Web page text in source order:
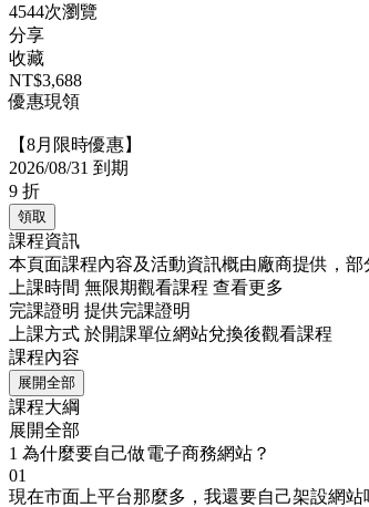
4544次瀏覽
分享
收藏
NT$3,688
優惠現領
【8月限時優惠】
2026/08/31 到期
9 折
領取
課程資訊
本頁面課程內容及活動資訊概由廠商提供，
上課時間 無限期觀看課程 查看更多
完課證明 提供完課證明
上課方式 於開課單位網站兌換後觀看課程
課程內容
展開全部
課程大綱
展開全部
1 為什麼要自己做電子商務網站？
01
現在市面上平台那麼多，我還要自己架設網站